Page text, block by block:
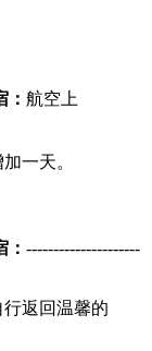
： 航空上
一天。
： ---------------------
返回温馨的